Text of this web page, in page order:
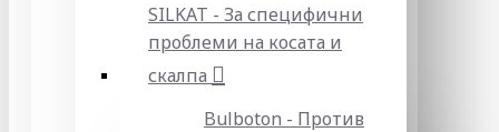
SILKAT - За специфични
проблеми на косата и
скалпа
Bulboton - Против